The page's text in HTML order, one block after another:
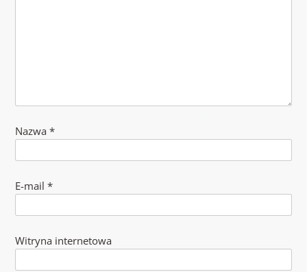
Nazwa *
E-mail *
Witryna internetowa